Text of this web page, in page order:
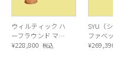
ウィルティック ハ
ーフラウンド マテ
ィエラ塗装 ダイニ
¥228,800 税込
SYU（シュウ
ファベッド（
ュラル）
¥269,390